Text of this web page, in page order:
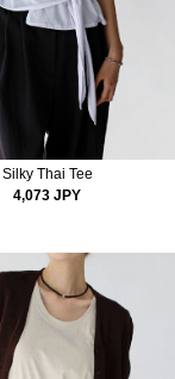
Silky Thai Tee
4,073 JPY